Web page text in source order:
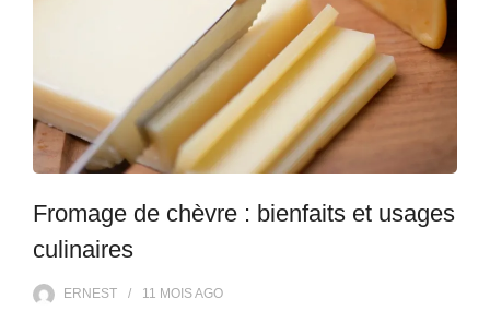
Fromage de chèvre : bienfaits et usages
culinaires
ERNEST 11 MOISAGO